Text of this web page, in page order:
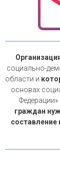
социально-
области и
основах
Федерации»
граждан